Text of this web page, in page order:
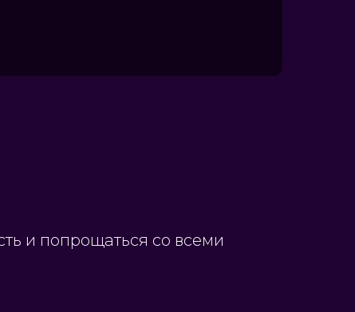
и попрощаться со всеми